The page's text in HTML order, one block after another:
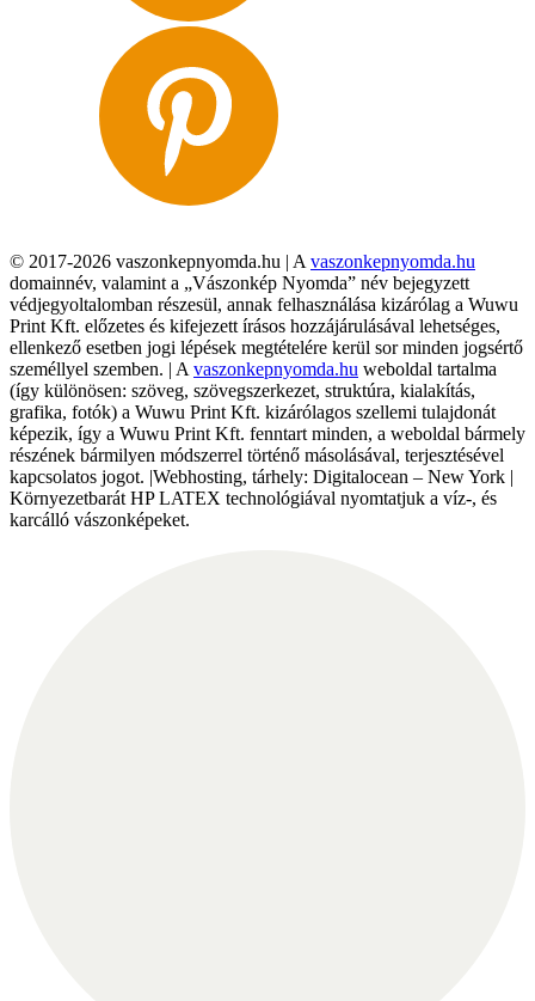
© 2017-2026 vaszonkepnyomda.hu | A vaszonkepnyomda.hu
domainnév, valamint a „Vászonkép Nyomda” név bejegyzett
védjegyoltalomban részesül, annak felhasználása kizárólag a Wuwu
Print Kft. előzetes és kifejezett írásos hozzájárulásával lehetséges,
ellenkező esetben jogi lépések megtételére kerül sor minden jogsértő
személlyel szemben. | A vaszonkepnyomda.hu weboldal tartalma
(így különösen: szöveg, szövegszerkezet, struktúra, kialakítás,
grafika, fotók) a Wuwu Print Kft. kizárólagos szellemi tulajdonát
képezik, így a Wuwu Print Kft. fenntart minden, a weboldal bármely
részének bármilyen módszerrel történő másolásával, terjesztésével
kapcsolatos jogot. |Webhosting, tárhely: Digitalocean – New York |
Környezetbarát HP LATEX technológiával nyomtatjuk a víz-, és
karcálló vászonképeket.